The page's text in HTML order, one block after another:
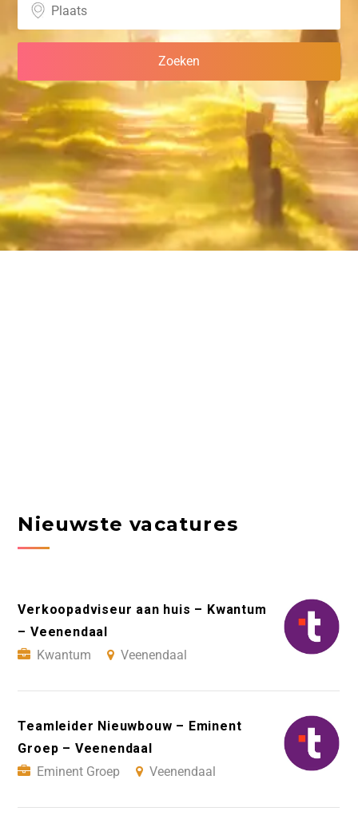
Nieuwste vacatures
Verkoopadviseur aan huis – Kwantum
– Veenendaal
Kwantum
Veenendaal
Teamleider Nieuwbouw – Eminent
Groep – Veenendaal
Eminent Groep
Veenendaal